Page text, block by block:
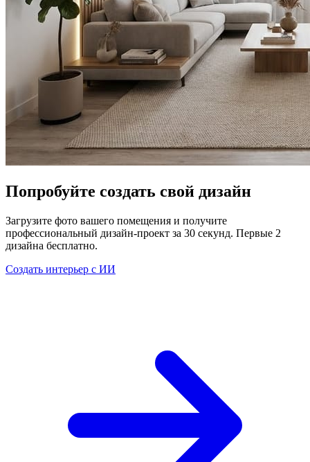
Попробуйте создать свой дизайн
Загрузите фото вашего помещения и получите
профессиональный дизайн-проект за 30 секунд. Первые 2
дизайна бесплатно.
Создать интерьер с ИИ